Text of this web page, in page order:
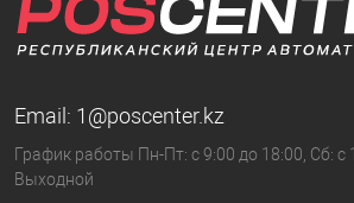
Email: 1@poscenter.kz
График работы Пн-Пт: с 9:00 до 18:00, Сб: с
Выходной